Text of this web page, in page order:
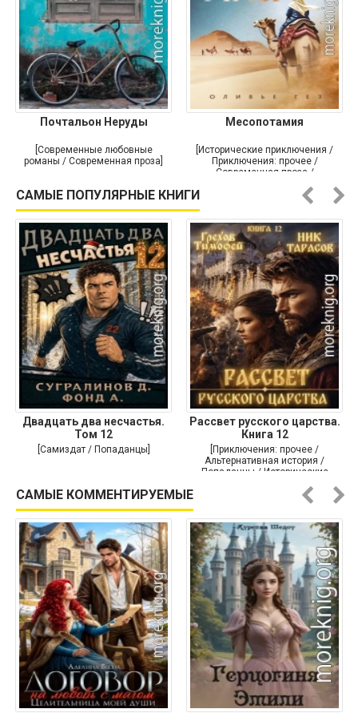
Почтальон Неруды
[Современные любовные
романы / Современная проза]
Месопотамия
[Исторические приключения /
Приключения: прочее /
Современная проза /
САМЫЕ ПОПУЛЯРНЫЕ КНИГИ
Двадцать два несчастья.
Том 12
[Самиздат / Попаданцы]
Рассвет русского царства.
Книга 12
[Приключения: прочее /
Альтернативная история /
Попаданцы / Исторические
САМЫЕ КОММЕНТИРУЕМЫЕ